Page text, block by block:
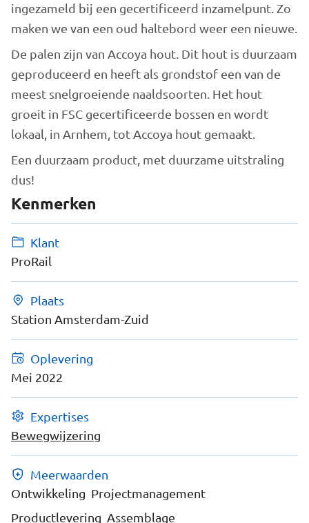
ingezameld bij een gecertificeerd inzamelpunt. Zo
maken we van een oud haltebord weer een nieuwe.
De palen zijn van Accoya hout. Dit hout is duurzaam
geproduceerd en heeft als grondstof een van de
meest snelgroeiende naaldsoorten. Het hout
groeit in FSC gecertificeerde bossen en wordt
lokaal, in Arnhem, tot Accoya hout gemaakt.
Een duurzaam product, met duurzame uitstraling
dus!
Kenmerken
Klant
ProRail
Plaats
Station Amsterdam-Zuid
Oplevering
Mei 2022
Expertises
Bewegwijzering
Meerwaarden
Ontwikkeling Projectmanagement
Productlevering Assemblage